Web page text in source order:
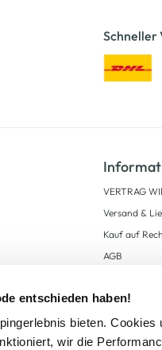
entschieden haben!
bieten. Cookies
wir die
Schneller
VERTRAG
Versand &
Kauf auf
AGB
Zahlungsarten
Datenschutz
AWG CARD